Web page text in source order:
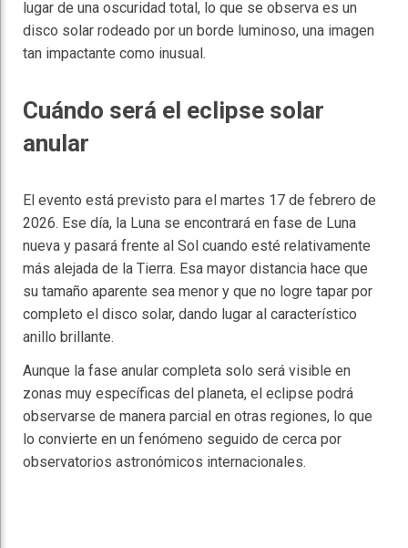
lugar de una oscuridad total, lo que se observa es un
disco solar rodeado por un borde luminoso, una imagen
tan impactante como inusual.
Cuándo será el eclipse solar
anular
El evento está previsto para el martes 17 de febrero de
2026. Ese día, la Luna se encontrará en fase de Luna
nueva y pasará frente al Sol cuando esté relativamente
más alejada de la Tierra. Esa mayor distancia hace que
su tamaño aparente sea menor y que no logre tapar por
completo el disco solar, dando lugar al característico
anillo brillante.
Aunque la fase anular completa solo será visible en
zonas muy específicas del planeta, el eclipse podrá
observarse de manera parcial en otras regiones, lo que
lo convierte en un fenómeno seguido de cerca por
observatorios astronómicos internacionales.